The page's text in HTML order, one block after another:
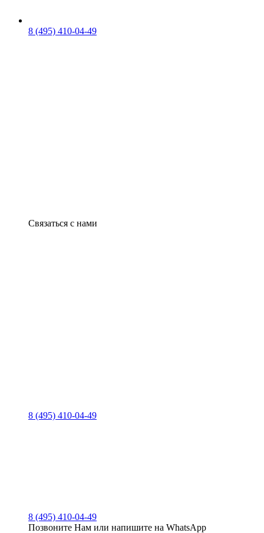
8 (495) 410-04-49
Связаться с нами
8 (495) 410-04-49
8 (495) 410-04-49
Позвоните Нам или напишите на WhatsApp